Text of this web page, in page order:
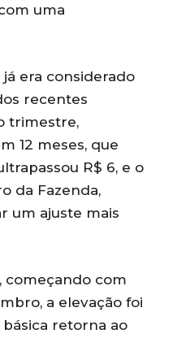
uma
era considerado
recentes
trimestre,
12 meses, que
R$ 6, e o
da Fazenda,
um ajuste mais
começando com
a elevação foi
básica retorna ao